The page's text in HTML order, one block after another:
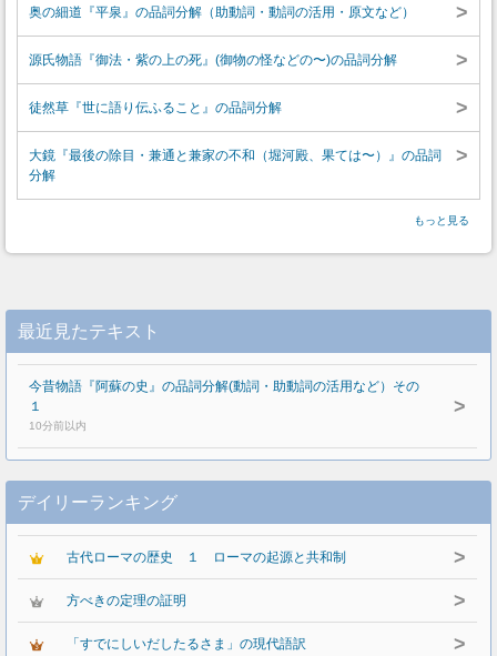
奥の細道『平泉』の品詞分解（助動詞・動詞の活用・原文など） >
源氏物語『御法・紫の上の死』(御物の怪などの〜)の品詞分解 >
徒然草『世に語り伝ふること』の品詞分解 >
大鏡『最後の除目・兼通と兼家の不和（堀河殿、果ては〜）』の品詞
分解
>
もっと見る
最近見たテキスト
今昔物語『阿蘇の史』の品詞分解(動詞・助動詞の活用など）その
１
10分前以内
>
デイリーランキング
古代ローマの歴史 １ ローマの起源と共和制 >
方べきの定理の証明 >
「すでにしいだしたるさま」の現代語訳 >